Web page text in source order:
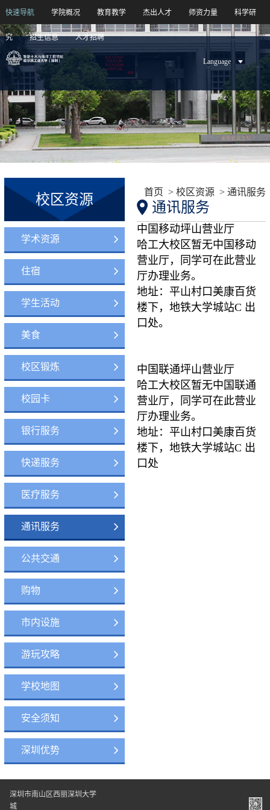
快速导航 学院概况 教育教学 杰出人才 师资力量 科学研
究 招生信息 人才招聘
Language
学院概况 教育教学 杰出人才 师资力量
科学研究 招生信息 人才招聘
校区资源
学术资源
住宿
学生活动
美食
校区锻炼
校园卡
银行服务
快递服务
医疗服务
通讯服务
公共交通
购物
市内设施
游玩攻略
学校地图
安全须知
深圳优势
首页 >校区资源 >通讯服务
通讯服务
中国移动坪山营业厅
哈工大校区暂无中国移动
营业厅，同学可在此营业
厅办理业务。
地址：平山村口美康百货
楼下，地铁大学城站C 出
口处。
中国联通坪山营业厅
哈工大校区暂无中国联通
营业厅，同学可在此营业
厅办理业务。
地址：平山村口美康百货
楼下，地铁大学城站C 出
口处
深圳市南山区西丽深圳大学
城